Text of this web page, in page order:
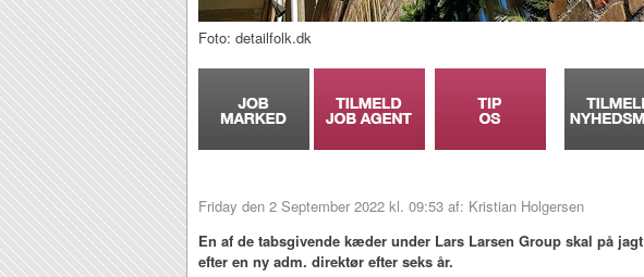
Foto: detailfolk.dk
Friday den 2 September 2022 kl. 09:53 af: Kristian Holgersen
En af de tabsgivende kæder under Lars Larsen Group skal på jagt
efter en ny adm. direktør efter seks år.